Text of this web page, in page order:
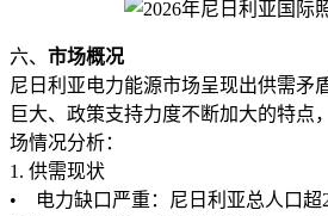
六、 市场概况
尼日利亚电力能源市场呈现出供需矛
巨大、政策支持力度不断加大的特点
场情况分析：
1. 供需现状
• 电力缺口严重：尼日利亚总人口超